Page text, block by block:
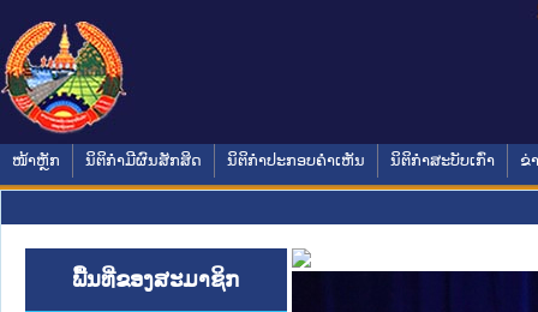
ໜ້າຫຼັກ ນິຕິກໍາມີຜົນສັກສິດ ນິຕິກໍາປະກອບຄໍາເຫັນ ນິຕິກໍາສະບັບເກົ່າ ຂ່
ພື້ນທີ່ຂອງສະມາຊິກ